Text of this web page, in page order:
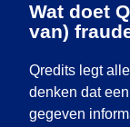
Wat doet
van)
Qredits legt
denken dat
gegeven